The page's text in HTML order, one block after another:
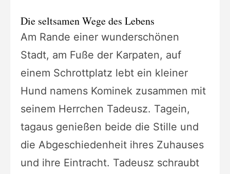
Die seltsamen Wege des Lebens
Am Rande einer wunderschönen
Stadt, am Fuße der Karpaten, auf
einem Schrottplatz lebt ein kleiner
Hund namens Kominek zusammen mit
seinem Herrchen Tadeusz. Tagein,
tagaus genießen beide die Stille und
die Abgeschiedenheit ihres Zuhauses
und ihre Eintracht. Tadeusz schraubt